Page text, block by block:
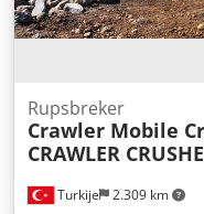
een meerprijs worden
Turkije 2.309 km
Rupsbreker
Crawler Mobile
CRAWLER